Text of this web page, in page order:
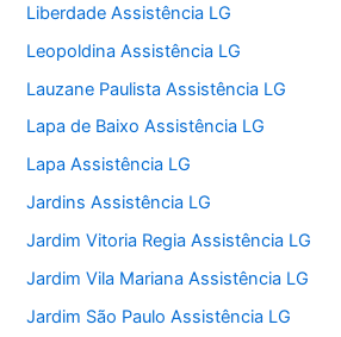
Liberdade Assistência LG
Leopoldina Assistência LG
Lauzane Paulista Assistência LG
Lapa de Baixo Assistência LG
Lapa Assistência LG
Jardins Assistência LG
Jardim Vitoria Regia Assistência LG
Jardim Vila Mariana Assistência LG
Jardim São Paulo Assistência LG